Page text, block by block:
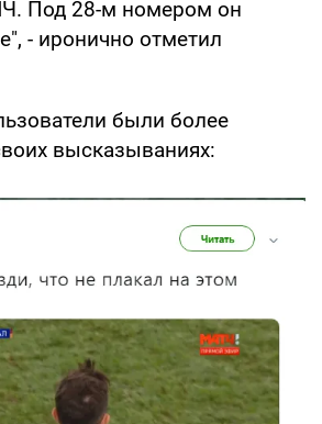
Под 28-м номером он
- иронично отметил
были более
высказываниях: